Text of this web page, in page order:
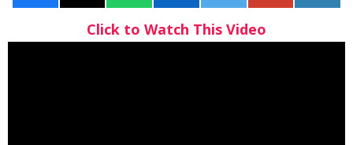
Click to Watch This Video